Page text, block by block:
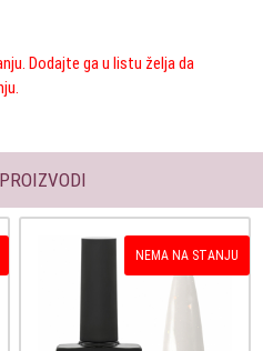
Dodajte ga u listu želja da
NEMA NA STANJU